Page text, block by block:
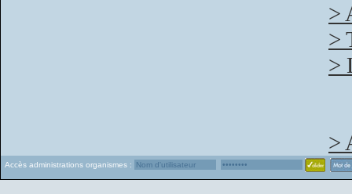
>
>
>
>
Accès administrations organismes :